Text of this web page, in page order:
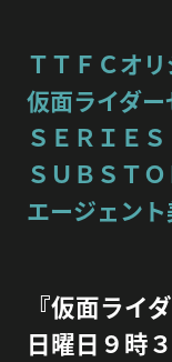
ＴＴＦＣオ
仮面ライダ
ＳＥＲＩＥ
ＳＵＢＳＴＯ
エージェン
『仮面ライ
日曜日９時